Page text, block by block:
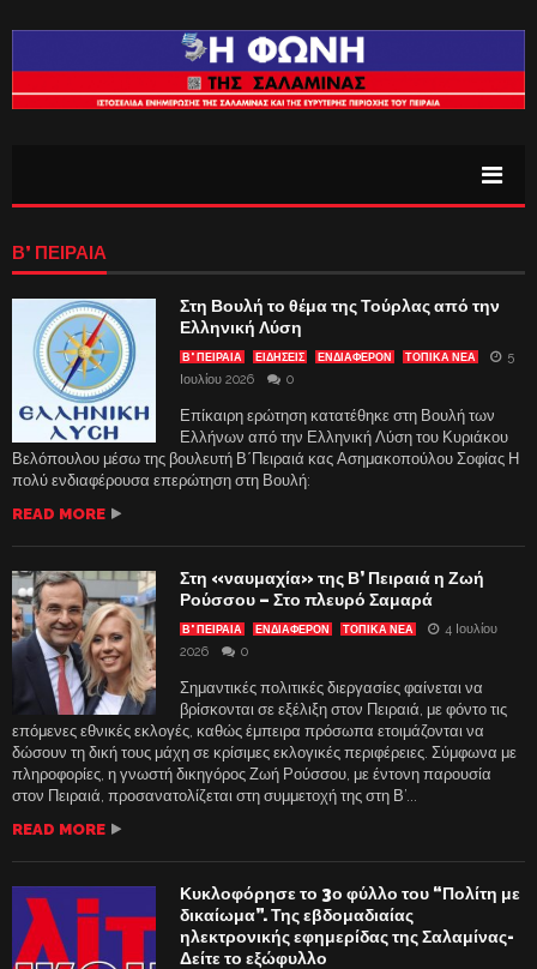
Β’ ΠΕΙΡΑΙΑ
Στη Βουλή το θέμα της Τούρλας από την
Ελληνική Λύση
Β' ΠΕΙΡΑΙΑ ΕΙΔΗΣΕΙΣ ΕΝΔΙΑΦΈΡΟΝ ΤΟΠΙΚΑ ΝΕΑ
5
Ιουλίου 2026
0
Επίκαιρη ερώτηση κατατέθηκε στη Βουλή των
Ελλήνων από την Ελληνική Λύση του Κυριάκου
Βελόπουλου μέσω της βουλευτή Β΄Πειραιά κας Ασημακοπούλου Σοφίας Η
πολύ ενδιαφέρουσα επερώτηση στη Βουλή:
READ MORE
Στη «ναυμαχία» της Β’ Πειραιά η Ζωή
Ρούσσου – Στο πλευρό Σαμαρά
Β' ΠΕΙΡΑΙΑ ΕΝΔΙΑΦΈΡΟΝ ΤΟΠΙΚΑ ΝΕΑ
4 Ιουλίου
2026
0
Σημαντικές πολιτικές διεργασίες φαίνεται να
βρίσκονται σε εξέλιξη στον Πειραιά, με φόντο τις
επόμενες εθνικές εκλογές, καθώς έμπειρα πρόσωπα ετοιμάζονται να
δώσουν τη δική τους μάχη σε κρίσιμες εκλογικές περιφέρειες. Σύμφωνα με
πληροφορίες, η γνωστή δικηγόρος Ζωή Ρούσσου, με έντονη παρουσία
στον Πειραιά, προσανατολίζεται στη συμμετοχή της στη Β’...
READ MORE
Κυκλοφόρησε το 3ο φύλλο του “Πολίτη με
δικαίωμα”. Της εβδομαδιαίας
ηλεκτρονικής εφημερίδας της Σαλαμίνας-
Δείτε το εξώφυλλο